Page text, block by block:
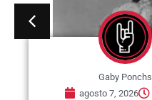
Gaby Ponchs
agosto 7, 2026